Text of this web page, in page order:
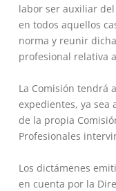
labor ser auxiliar
en todos aquellos
norma y reunir
profesional relativa
La Comisión tendrá
expedientes, ya
de la propia
Profesionales
Los dictámenes
en cuenta por la